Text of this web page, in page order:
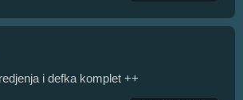
i defka komplet ++